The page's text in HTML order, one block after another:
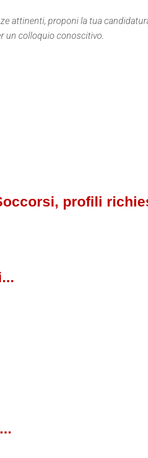
attinenti, proponi la tua
un colloquio conoscitivo.
profili